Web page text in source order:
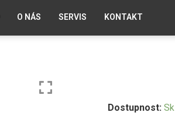
O NÁS SERVIS KONTAKT
Dostupnost: